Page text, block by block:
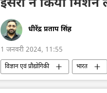
इसरो ने किया मिशन
धीरेंद्र प्रताप सिंह
1 जनवरी 2024, 11:55
विज्ञान एवं प्रौद्योगिकी भारत
अंतरिक्ष उद्योग
अंतरिक्ष अनुसंधान